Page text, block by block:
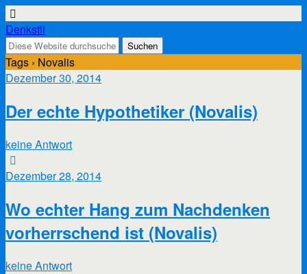
Denkstil
Tags › Novalis
Dezember 30, 2014
Der echte Hypothetiker (Novalis)
keine Antwort
Dezember 28, 2014
Wo echter Hang zum Nachdenken
vorherrschend ist (Novalis)
keine Antwort